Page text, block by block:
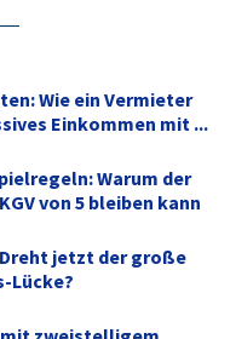
Wie ein Vermieter
Einkommen mit ...
Warum der
von 5 bleiben kann
jetzt der große
Lücke?